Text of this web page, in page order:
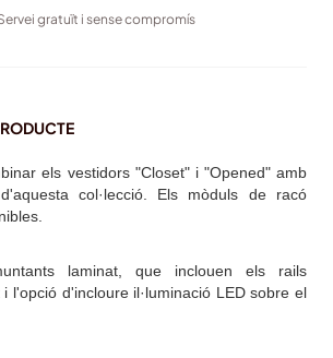
gratuït i sense compromís
els vestidors "Closet" i "Opened" amb
col·lecció. Els mòduls de racó
laminat, que inclouen els rails
l'opció d'incloure il·luminació LED sobre el